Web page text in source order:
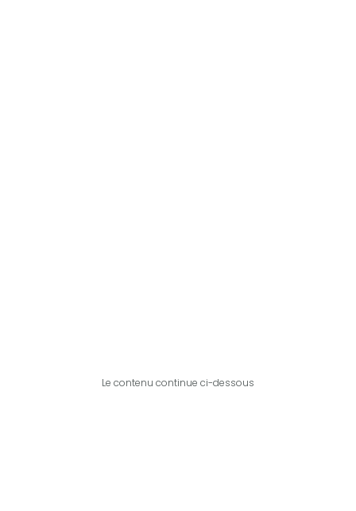
Le contenu continue ci-dessous